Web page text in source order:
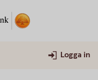
Logga in